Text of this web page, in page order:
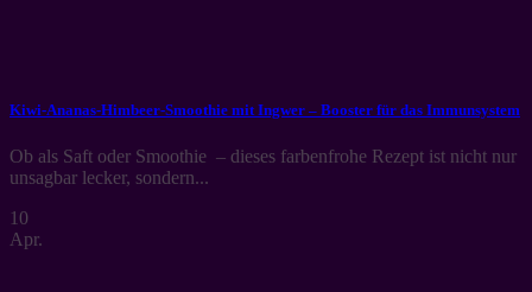
Kiwi-Ananas-Himbeer-Smoothie mit Ingwer – Booster für das Immunsystem
Ob als Saft oder Smoothie – dieses farbenfrohe Rezept ist nicht nur
unsagbar lecker, sondern...
10
Apr.